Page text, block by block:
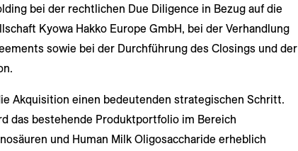
bei der rechtlichen Due Diligence in Bezug auf die
Kyowa Hakko Europe GmbH, bei der Verhandlung
sowie bei der Durchführung des Closings und der
Akquisition einen bedeutenden strategischen Schritt.
das bestehende Produktportfolio im Bereich
und Human Milk Oligosaccharide erheblich